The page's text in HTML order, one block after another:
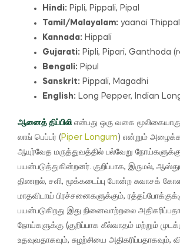
Hindi: Pipli, Pippali, Pipal
Tamil/Malayalam: yaanai
Kannada: Hippali
Gujarati: Pipli, Pipari, Ganthoda
Bengali: Pipul
Sanskrit: Pippali, Magadhi
English: Long Pepper, Indian
ஆனைத் திப்பிலிஎன்பது ஒரு வகை
லாங் பெப்பர் ( Piper Longum) என்றும்
ஆயுர்வேத மருத்துவத்தில் பல்வேறு
பயன்படுத்துகின்றனர். குறிப்பாக, இருமல்,
திணறல், சளி, மூக்கடைப்பு போன்ற சுவாசக்
மாதவிடாய் பிரச்சனைகளுக்கும்,
பயன்படுகிறது இது நினைவாற்றலை
நோய்களுக்கு (குறிப்பாக கீல்வாதம் மற்றும்
உதவுவதாகவும், சுழற்சியை அதிகரிப்பதாகவும்,